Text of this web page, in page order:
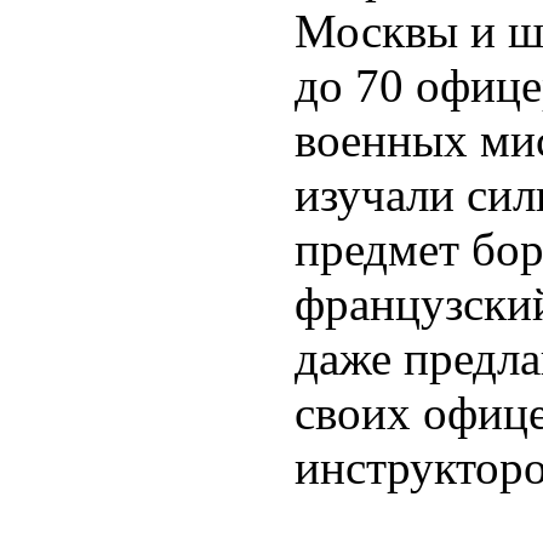
Москвы и
до 70
военных
изучали
предмет
даже
своих